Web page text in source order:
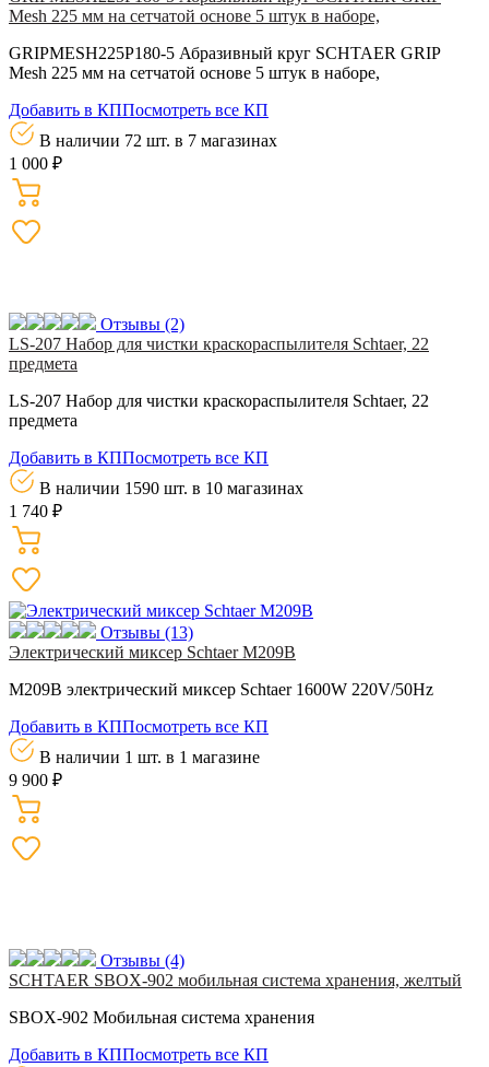
Mesh 225 мм на сетчатой основе 5 штук в наборе,
GRIPMESH225P180-5 Абразивный круг SCHTAER GRIP
Mesh 225 мм на сетчатой основе 5 штук в наборе,
Добавить в КППосмотреть все КП
В наличии 72 шт. в 7 магазинах
1 000 ₽
Отзывы (2)
LS-207 Набор для чистки краскораспылителя Schtaer, 22
предмета
LS-207 Набор для чистки краскораспылителя Schtaer, 22
предмета
Добавить в КППосмотреть все КП
В наличии 1590 шт. в 10 магазинах
1 740 ₽
Отзывы (13)
Электрический миксер Schtaer M209B
M209B электрический миксер Schtaer 1600W 220V/50Hz
Добавить в КППосмотреть все КП
В наличии 1 шт. в 1 магазине
9 900 ₽
Отзывы (4)
SCHTAER SBOX-902 мобильная система хранения, желтый
SBOX-902 Мобильная система хранения
Добавить в КППосмотреть все КП